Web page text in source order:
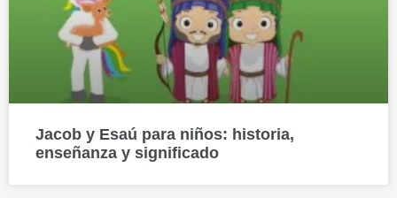
Jacob y Esaú para niños: historia,
enseñanza y significado